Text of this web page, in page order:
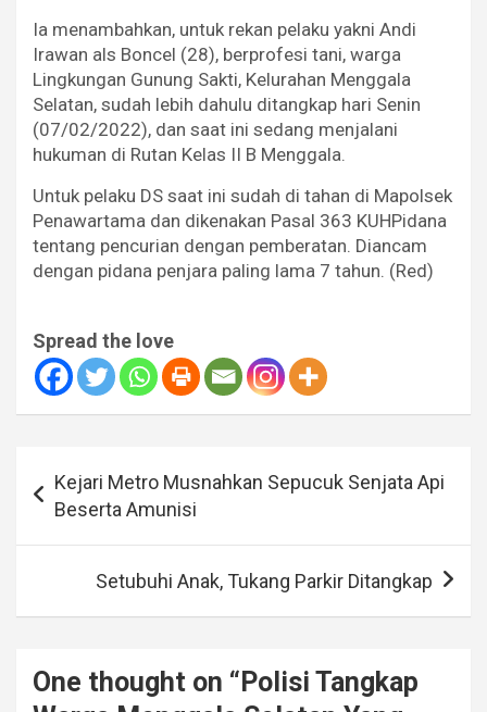
Ia menambahkan, untuk rekan pelaku yakni Andi
Irawan als Boncel (28), berprofesi tani, warga
Lingkungan Gunung Sakti, Kelurahan Menggala
Selatan, sudah lebih dahulu ditangkap hari Senin
(07/02/2022), dan saat ini sedang menjalani
hukuman di Rutan Kelas II B Menggala.
Untuk pelaku DS saat ini sudah di tahan di Mapolsek
Penawartama dan dikenakan Pasal 363 KUHPidana
tentang pencurian dengan pemberatan. Diancam
dengan pidana penjara paling lama 7 tahun. (Red)
Spread the love
posKejari Metro Musnahkan Sepucuk Senjata Api
Beserta Amunisi
Setubuhi Anak, Tukang Parkir Ditangkap
One thought on “Polisi Tangkap